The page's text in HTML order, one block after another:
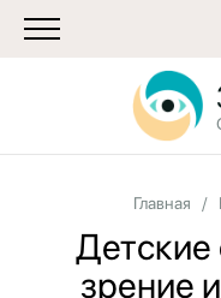
Главная /
Детские
зрение